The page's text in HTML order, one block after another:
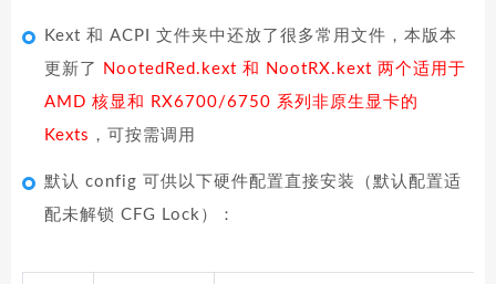
Kext 和 ACPI 文件夹中还放了很多常用文件，本版本
更新了
NootedRed.kext 和 NootRX.kext 两个适用于
AMD 核显和 RX6700/6750 系列非原生显卡的
Kexts ，可按需调用
默认 config 可供以下硬件配置直接安装（默认配置适
配未解锁 CFG Lock）：